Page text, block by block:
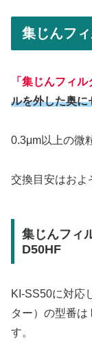
集じんフ
「集じんフィ
ルを外した奥に
0.3μm以上の微
交換目安はおよ
集じんフィ
D50HF
KI-SS50に対応
ター）の型番は
す。